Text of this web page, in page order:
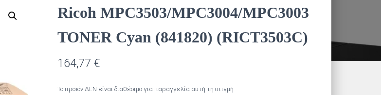
Ricoh MPC3503/MPC3004/MPC3003
TONER Cyan (841820) (RICT3503C)
164,77 €
Το προϊόν ΔΕΝ είναι διαθέσιμο για παραγγελία αυτή τη στιγμή